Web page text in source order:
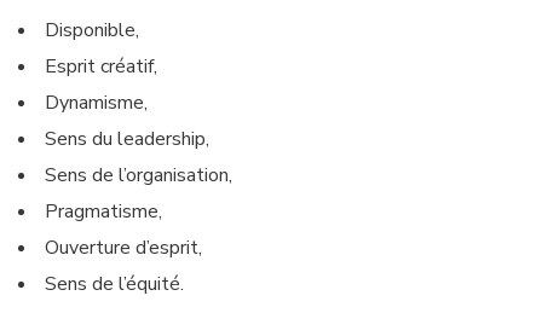
Disponible,
Esprit créatif,
Dynamisme,
Sens du leadership,
Sens de l’organisation,
Pragmatisme,
Ouverture d’esprit,
Sens de l’équité.